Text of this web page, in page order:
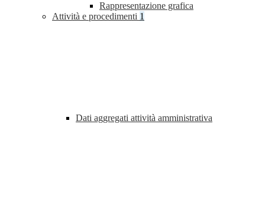
Rappresentazione grafica
Attività e procedimenti 1
Dati aggregati attività amministrativa